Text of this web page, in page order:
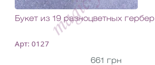
Букет из 19 разноцветных гербер
Арт: 0127
661 грн